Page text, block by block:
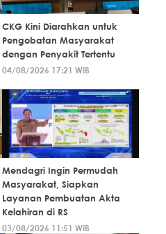
CKG Kini Diarahkan untuk
Pengobatan Masyarakat
dengan Penyakit Tertentu
04/08/2026 17:21 WIB
Mendagri Ingin Permudah
Masyarakat, Siapkan
Layanan Pembuatan Akta
Kelahiran di RS
03/08/2026 11:51 WIB